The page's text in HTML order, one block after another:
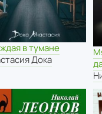
в тумане
Дока